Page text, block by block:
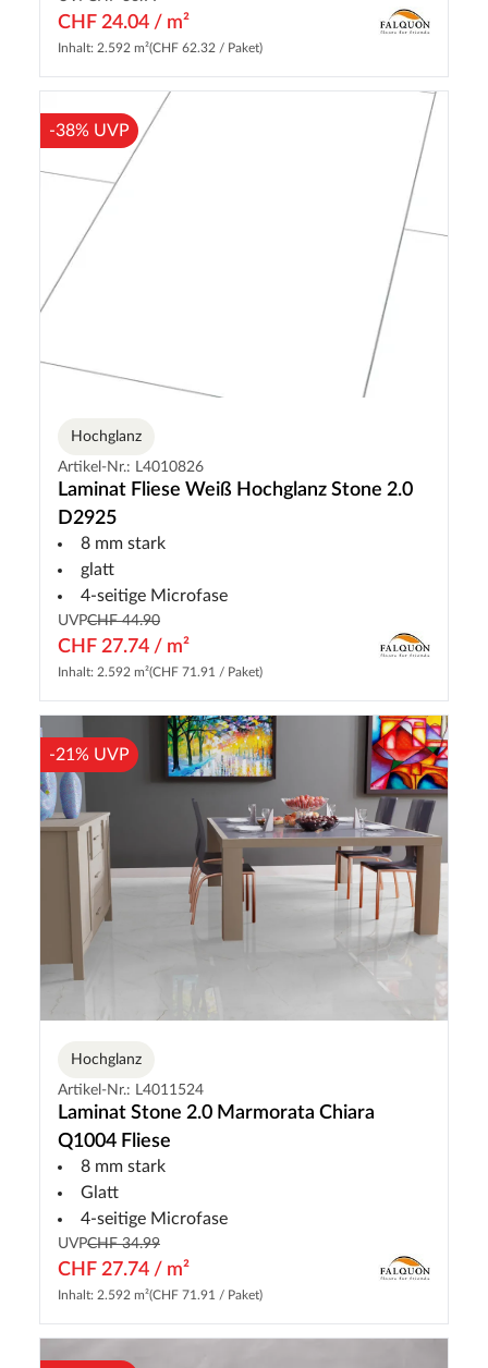
CHF 24.04 / m²
Inhalt: 2.592 m²(CHF 62.32 / Paket)
-38% UVP
Hochglanz
Artikel-Nr.: L4010826
Laminat Fliese Weiß Hochglanz Stone 2.0
D2925
8 mm stark
glatt
4-seitige Microfase
UVPCHF 44.90
CHF 27.74 / m²
Inhalt: 2.592 m²(CHF 71.91 / Paket)
-21% UVP
Hochglanz
Artikel-Nr.: L4011524
Laminat Stone 2.0 Marmorata Chiara
Q1004 Fliese
8 mm stark
Glatt
4-seitige Microfase
UVPCHF 34.99
CHF 27.74 / m²
Inhalt: 2.592 m²(CHF 71.91 / Paket)